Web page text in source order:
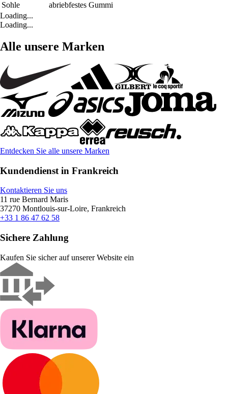
Sohle
abriebfestes Gummi
Loading...
Loading...
Alle unsere Marken
Entdecken Sie alle unsere Marken
Kundendienst in Frankreich
Kontaktieren Sie uns
11 rue Bernard Maris
37270 Montlouis-sur-Loire, Frankreich
+33 1 86 47 62 58
Sichere Zahlung
Kaufen Sie sicher auf unserer Website ein